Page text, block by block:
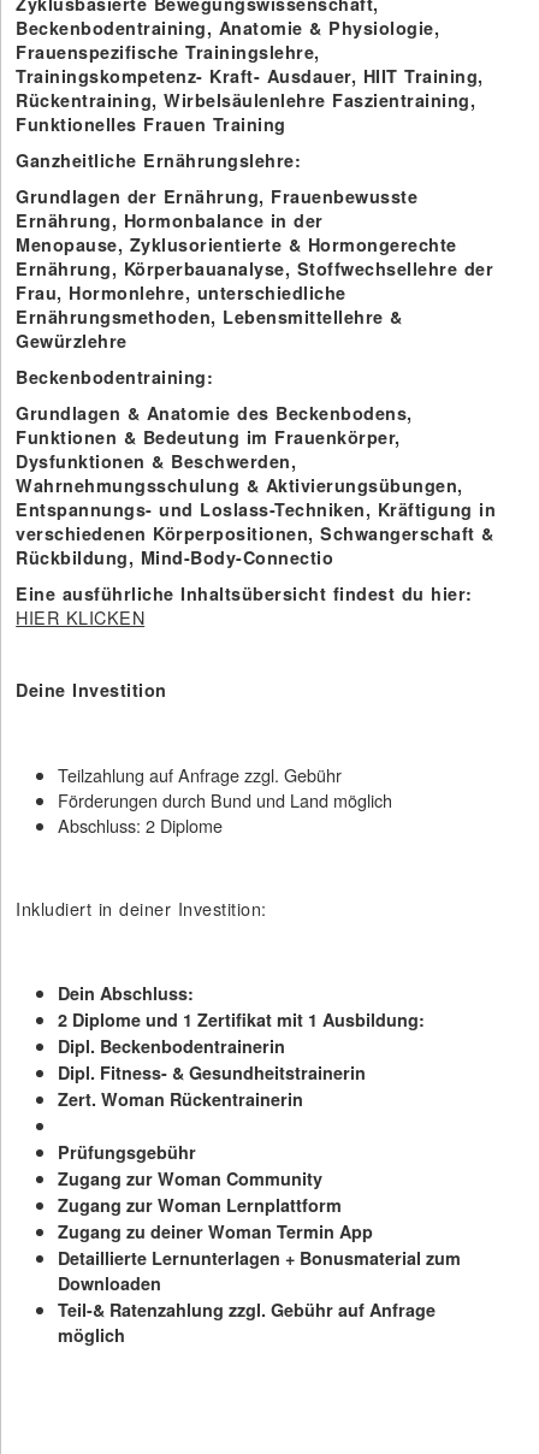
Beckenbodentraining, Anatomie & Physiologie,
Frauenspezifische Trainingslehre,
Trainingskompetenz- Kraft- Ausdauer, HIIT Training,
Rückentraining, Wirbelsäulenlehre Faszientraining,
Funktionelles Frauen Training
Ganzheitliche Ernährungslehre:
Grundlagen der Ernährung, Frauenbewusste
Ernährung, Hormonbalance in der
Menopause, Zyklusorientierte & Hormongerechte
Ernährung, Körperbauanalyse, Stoffwechsellehre der
Frau, Hormonlehre, unterschiedliche
Ernährungsmethoden, Lebensmittellehre &
Gewürzlehre
Beckenbodentraining:
Grundlagen & Anatomie des Beckenbodens,
Funktionen & Bedeutung im Frauenkörper,
Dysfunktionen & Beschwerden,
Wahrnehmungsschulung & Aktivierungsübungen,
Entspannungs- und Loslass-Techniken, Kräftigung in
verschiedenen Körperpositionen, Schwangerschaft &
Rückbildung, Mind-Body-Connectio
Eine ausführliche Inhaltsübersicht findest du hier:
HIER KLICKEN
Deine Investition
Teilzahlung auf Anfrage zzgl. Gebühr
Förderungen durch Bund und Land möglich
Abschluss: 2 Diplome
Inkludiert in deiner Investition:
Dein Abschluss:
2 Diplome und 1 Zertifikat mit 1 Ausbildung:
Dipl. Beckenbodentrainerin
Dipl. Fitness- & Gesundheitstrainerin
Zert. Woman Rückentrainerin
Prüfungsgebühr
Zugang zur Woman Community
Zugang zur Woman Lernplattform
Zugang zu deiner Woman Termin App
Detaillierte Lernunterlagen + Bonusmaterial zum
Downloaden
Teil-& Ratenzahlung zzgl. Gebühr auf Anfrage
möglich